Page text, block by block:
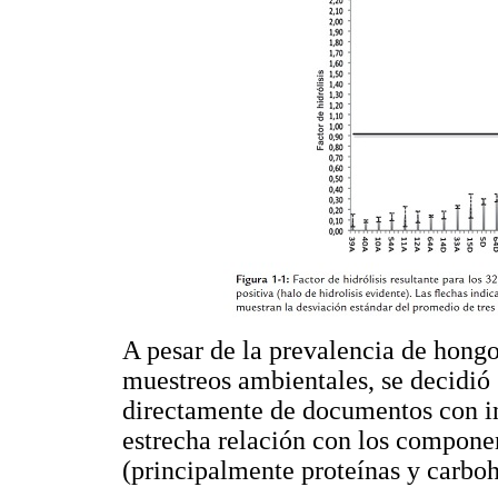
A pesar de la prevalencia de
muestreos ambientales, se
directamente de documentos con
estrecha relación con los
(principalmente proteínas y